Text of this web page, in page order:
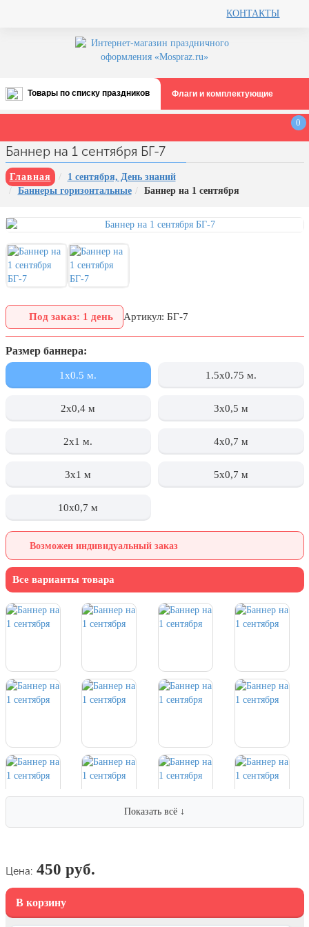
КОНТАКТЫ
Товары по списку праздников
Все праздники
августа)
12 августа, День ВВС
22 августа, День Государственного
День шахтера (последнее
воскресенье августа)
1 сентября, День знаний
День города Москвы (первая суббота
сентября)
День нефтяника (первое воскресенье
воскресенье сентября)
пожилых людей
19 октября, День Отца
25 октября, День Таможенника
28 октября, День Бабушек и Дедушек
4 ноября, День народного единства
7 ноября, День проведения военного
парада на Красной площади
10 ноября, День сотрудника органов
внутренних дел РФ
19 ноября, День Ракетных Войск и
Артиллерии
День матери (последнее воскресенье
ноября)
контрнаступления советских войск
борьбы с коррупцией
9 декабря, День Героев Отечества
12 декабря, День конституции РФ
Флаги и комплектующие
0
Баннер на 1 сентября БГ-7
Главная
1 сентября, День знаний
Баннеры горизонтальные
Баннер на 1 сентября
Под заказ: 1 день Артикул: БГ-7
Размер баннера:
1x0.5 м. 1.5x0.75 м.
2х0,4 м 3х0,5 м
2x1 м. 4х0,7 м
3x1 м 5х0,7 м
10х0,7 м
Возможен индивидуальный заказ
Все варианты товара
Показать всё ↓
Цена: 450 руб.
В корзину